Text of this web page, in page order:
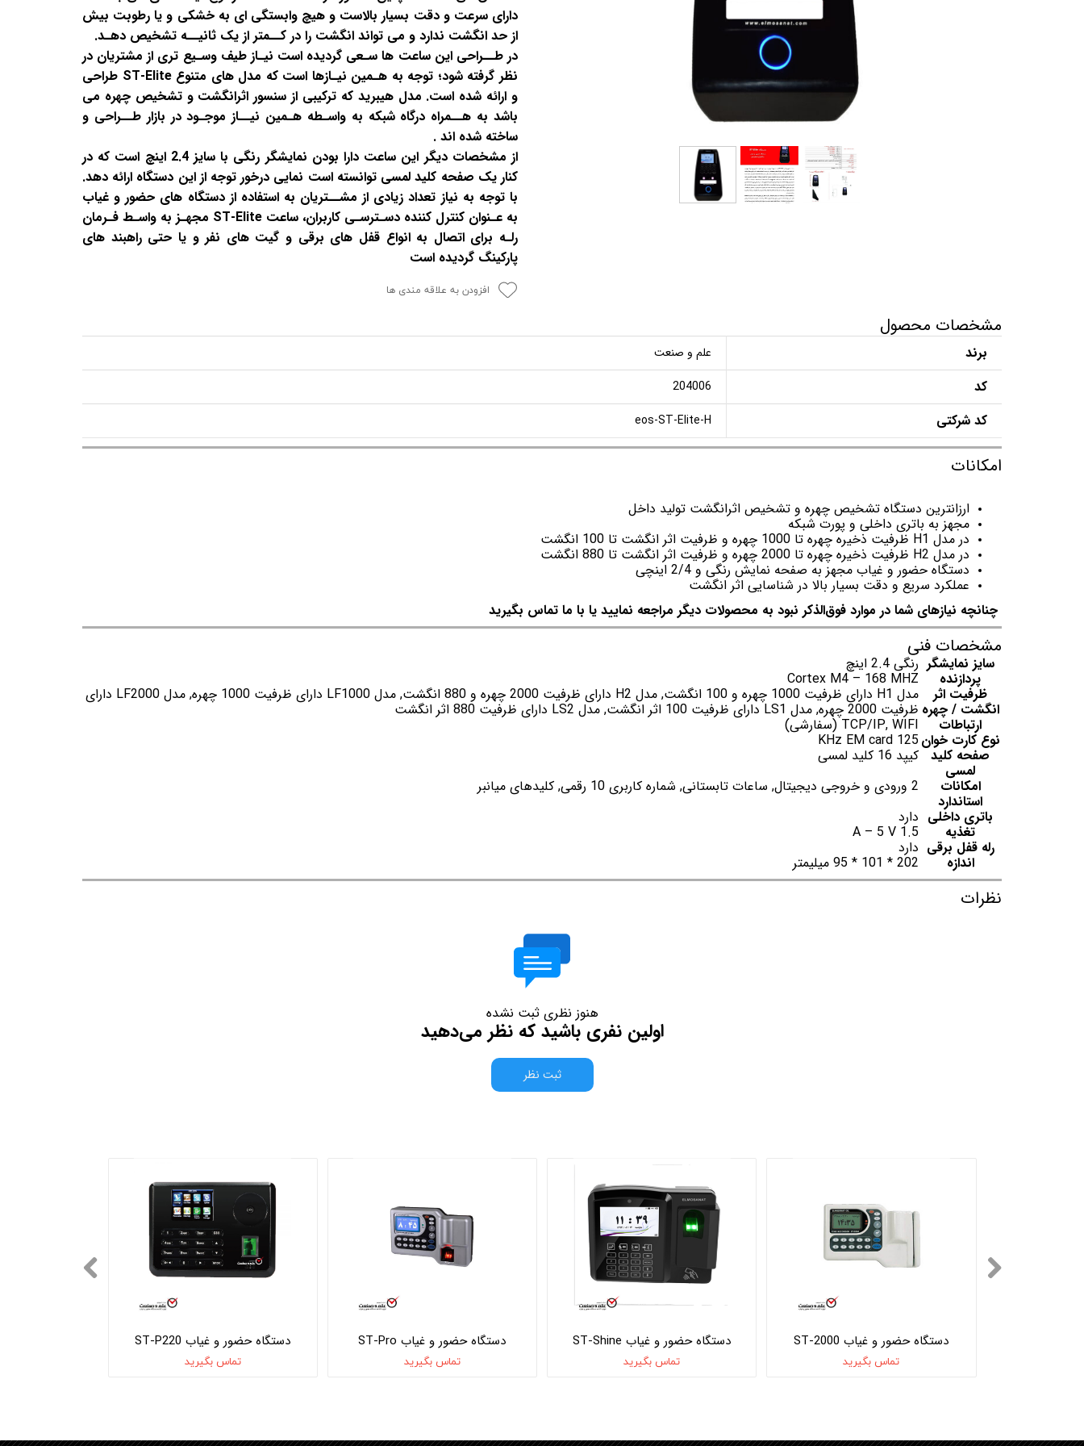
دارای سرعت و دقت بسیار بالاست و هیچ وابستگی ای به خشکی و یا رطوبت بیش
از حد انگشت ندارد و می تواند انگشت را در کــمتر از یک ثانیــه تشخیص دهـد.
در طــراحی این ساعت ها سـعی گردیده است نیـاز طیف وسـیع تری از مشتریان در
نظر گرفته شود؛ توجه به هـمین نیـازها است که مدل های متنوع ST-Elite طراحی
و ارائه شده است. مدل هیبرید که ترکیبی از سنسور اثرانگشت و تشخیص چهره می
باشد به هــمراه درگاه شبکه به واسـطه هـمین نیــاز موجـود در بازار طــراحی و
ساخته شده اند .
از مشخصات دیگر این ساعت دارا بودن نمایشگر رنگی با سایز 2.4 اینچ است که در
کنار یک صفحه کلید لمسی توانسته است نمایی درخور توجه از این دستگاه ارائه دهد.
با توجه به نیاز تعداد زیادی از مشــتریان به استفاده از دستگاه های حضور و غیاب
به عـنوان کنترل کننده دسـترسـی کاربران، ساعت ST-Elite مجهـز به واسـط فـرمان
رلـه برای اتصال به انواع قفل های برقی و گیت های نفر و یا حتی راهبند های
پارکینگ گردیده است
افزودن به علاقه مندی ها
مشخصات محصول
برند علم و صنعت
کد 204006
کد شرکتی eos-ST-Elite-H
امکانات
ارزانترین دستگاه تشخیص چهره و تشخیص اثرانگشت تولید داخل
مجهز به باتری داخلی و پورت شبکه
در مدل H1 ظرفیت ذخیره چهره تا 1000 چهره و ظرفیت اثر انگشت تا 100 انگشت
در مدل H2 ظرفیت ذخیره چهره تا 2000 چهره و ظرفیت اثر انگشت تا 880 انگشت
دستگاه حضور و غیاب مجهز به صفحه نمایش رنگی و 2/4 اینچی
عملکرد سریع و دقت بسیار بالا در شناسایی اثر انگشت
چنانچه نیازهای شما در موارد فوق‌الذکر نبود به محصولات دیگر مراجعه نمایید یا با ما تماس بگیرید
مشخصات فنی
سایز نمایشگر رنگی 2.4 اینچ
پردازنده Cortex M4 – 168 MHZ
ظرفیت اثر
انگشت / چهره
مدل H1 دارای ظرفیت 1000 چهره و 100 انگشت, مدل H2 دارای ظرفیت 2000 چهره و 880 انگشت, مدل LF1000 دارای ظرفیت 1000 چهره, مدل LF2000 دارای
ظرفیت 2000 چهره, مدل LS1 دارای ظرفیت 100 اثر انگشت, مدل LS2 دارای ظرفیت 880 اثر انگشت
ارتباطات TCP/IP, WIFI (سفارشی)
نوع کارت خوان 125 KHz EM card
صفحه کلید
لمسی
کیپد 16 کلید لمسی
امکانات
استاندارد
2 ورودی و خروجی دیجیتال, ساعات تابستانی, شماره کاربری 10 رقمی, کلیدهای میانبر
باتری داخلی دارد
تغذیه 1.5 A – 5 V
رله قفل برقی دارد
اندازه 202 * 101 * 95 میلیمتر
نظرات
هنوز نظری ثبت نشده
اولین نفری باشید که نظر می‌دهید
ثبت نظر
دستگاه حضور و غیاب ST-P220
تماس بگیرید
دستگاه حضور و غیاب ST-Pro
تماس بگیرید
دستگاه حضور و غیاب ST-Shine
تماس بگیرید
دستگاه حضور و غیاب ST-2000
تماس بگیرید